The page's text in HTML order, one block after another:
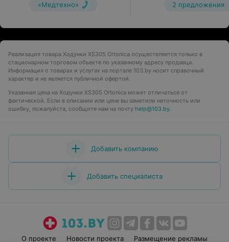
«Медтехно» 2 предложения
Реализация товара Ходунки XS305 Ortonica осуществляется только в
стационарном торговом объекте по указанному адресу продавца.
Информация о товарах и услугах на портале 103.by носит справочный
характер и не является публичной офертой.
Указанная цена на Ходунки XS305 Ortonica может отличаться от
фактической. Если в описании или цене вы заметили неточность или
ошибку, пожалуйста, сообщите нам на почту help@103.by.
Добавить компанию
Добавить специалиста
О проекте Новости проекта Размещение рекламы